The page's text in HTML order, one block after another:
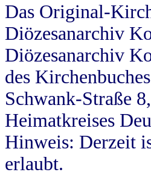
Das Original-
Diözesanarchiv
Diözesanarchiv
des
Schwank-Straße
Heimatkreises
Hinweis: Derzeit
erlaubt.